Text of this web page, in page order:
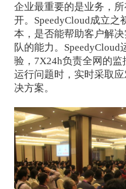
企业最重要的是业务，
开。SpeedyCloud成立
本，是否能帮助客户解
队的能力。
验，7X24h负责全网的
运行问题时，实时采取
决方案。